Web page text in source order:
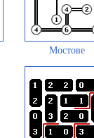
Мостове